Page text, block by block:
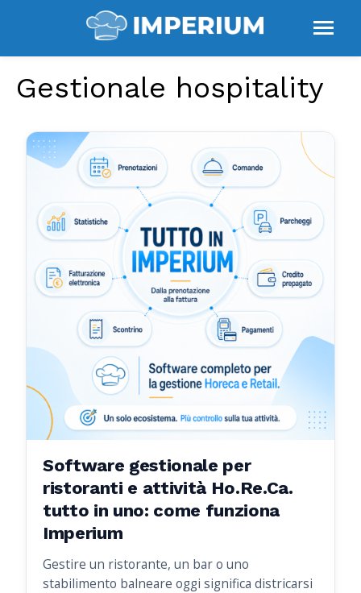
Gestionale hospitality
Software gestionale per
ristoranti e attività Ho.Re.Ca.
tutto in uno: come funziona
Imperium
Gestire un ristorante, un bar o uno
stabilimento balneare oggi significa districarsi